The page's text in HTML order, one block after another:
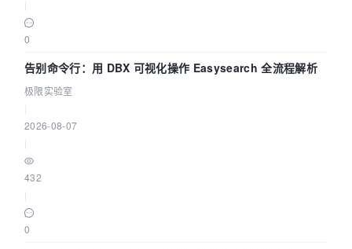
0
告别命令行：用 DBX 可视化操作 Easysearch 全流程解析
极限实验室
2026-08-07
432
0